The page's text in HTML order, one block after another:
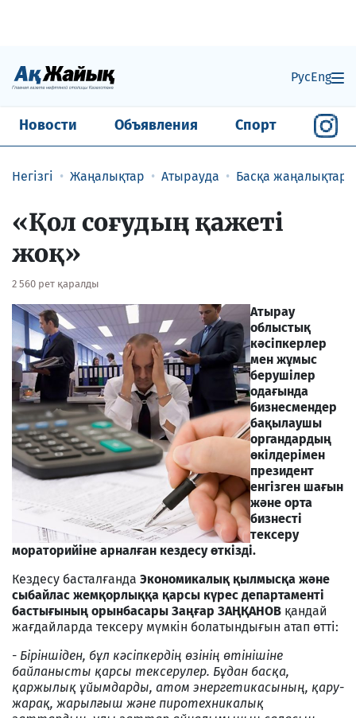
РусEng
Новости Объявления Спорт
Негізгі Жаңалықтар Атырауда Басқа жаңалықтар
«Қол соғудың қажеті
жоқ»
2 560 рет қаралды
Атырау
облыстық
кәсіпкерлер
мен жұмыс
берушілер
одағында
бизнесмендер
бақылаушы
органдардың
өкілдерімен
президент
енгізген шағын
және орта
бизнесті
тексеру
мораторийіне арналған кездесу өткізді.
Кездесу басталғанда Экономикалық қылмысқа және
сыбайлас жемқорлыққа қарсы күрес департаменті
бастығының орынбасары Заңғар ЗАҢҚАНОВ қандай
жағдайларда тексеру мүмкін болатындығын атап өтті:
- Біріншіден, бұл кәсіпкердің өзінің өтінішіне
байланысты қарсы тексерулер. Бұдан басқа,
қаржылық ұйымдарды, атом энергетикасының, қару-
жарақ, жарылғыш және пиротехникалық